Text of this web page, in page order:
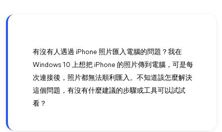
有沒有人遇過 iPhone 照片匯入電腦的問題？我在
Windows 10 上想把 iPhone 的照片傳到電腦，可是每
次連接後，照片都無法順利匯入。不知道該怎麼解決
這個問題，有沒有什麼建議的步驟或工具可以試試
看？